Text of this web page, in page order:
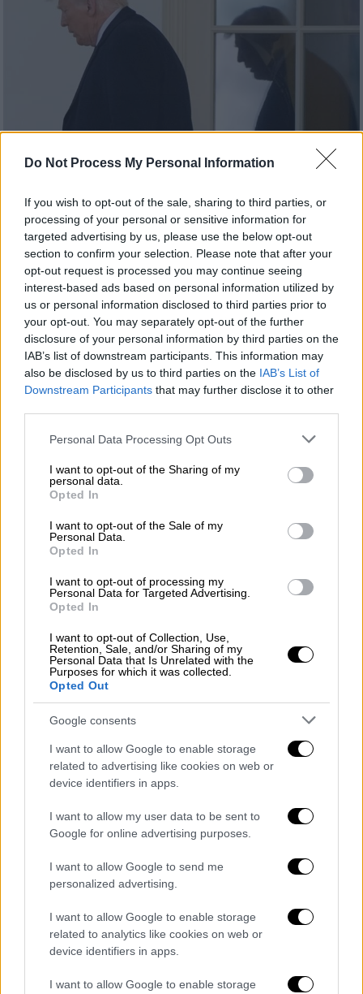
Do Not Process My Personal Information
If you wish to opt-out of the sale, sharing to third parties, or
processing of your personal or sensitive information for
targeted advertising by us, please use the below opt-out
section to confirm your selection. Please note that after your
opt-out request is processed you may continue seeing
interest-based ads based on personal information utilized by
us or personal information disclosed to third parties prior to
your opt-out. You may separately opt-out of the further
disclosure of your personal information by third parties on the
IAB’s list of downstream participants. This information may
also be disclosed by us to third parties on the IAB’s List of
Downstream Participants that may further disclose it to other
Please note that this website/app uses one or more Google
not limited to your visit or usage behaviour. You may click to
grant or deny consent to Google and its third-party tags to
use your data for below specified purposes in below Google
consent section.
Personal Data Processing Opt Outs
I want to opt-out of the Sharing of my
personal data.
Opted In
I want to opt-out of the Sale of my
Personal Data.
Opted In
I want to opt-out of processing my
Personal Data for Targeted Advertising.
Opted In
I want to opt-out of Collection, Use,
Retention, Sale, and/or Sharing of my
Personal Data that Is Unrelated with the
Purposes for which it was collected.
Opted Out
Google consents
I want to allow Google to enable storage
related to advertising like cookies on web or
device identifiers in apps.
I want to allow my user data to be sent to
Google for online advertising purposes.
I want to allow Google to send me
personalized advertising.
I want to allow Google to enable storage
related to analytics like cookies on web or
device identifiers in apps.
I want to allow Google to enable storage
Κόσμος|16.02.2025 09:16
Τι φοβάται ο Τραμπ με το δημόσιο χρέος:
Η ανεξέλεγκτη πορεία του και οι
σαρωτικές κινήσεις για τη μείωσή του
Ο κίνδυνος για την αμερικανική οικονομία
από την ανεξέλεγκτη πορεία του χρέους
είναι πλέον πολύ μεγάλος για να αγνοηθεί.
Οικονομία|25.12.2024 19:31
Το χρέος των 36 τρισ. απειλεί τις ΗΠΑ:
Μπορεί να επισκιάσει την Ελλάδα των
μνημονίων
Η Αμερική χρωστά πλέον περισσότερα
χρήματα από την αξία της οικονομίας της -
γεγονός που θα πρέπει να τους ανησυχεί
όλους